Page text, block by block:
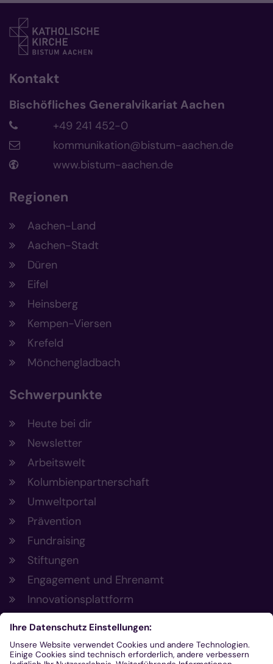
Kontakt
Bischöfliches Generalvikariat Aachen
+49 241 452-0
kommunikation@bistum-aachen.de
www.bistum-aachen.de
Regionen
Aachen-Land
Aachen-Stadt
Düren
Eifel
Heinsberg
Kempen-Viersen
Krefeld
Mönchengladbach
Schwerpunkte
Heute bei dir
Newsletter
Arbeitswelt
Kolumbienpartnerschaft
Umweltportal
Prävention
Fundraising
Stiftungen
Engagement und Ehrenamt
Innovationsplattform
Aus der Plattform
Nachrichten